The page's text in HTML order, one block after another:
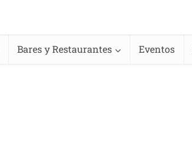
Bares y Restaurantes Eventos